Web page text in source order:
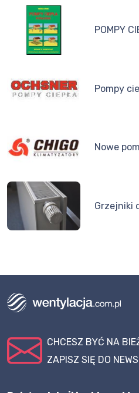
POMPY
Pompy
Nowe
Grzejniki
CHCESZ BYĆ NA
ZAPISZ SIĘ DO